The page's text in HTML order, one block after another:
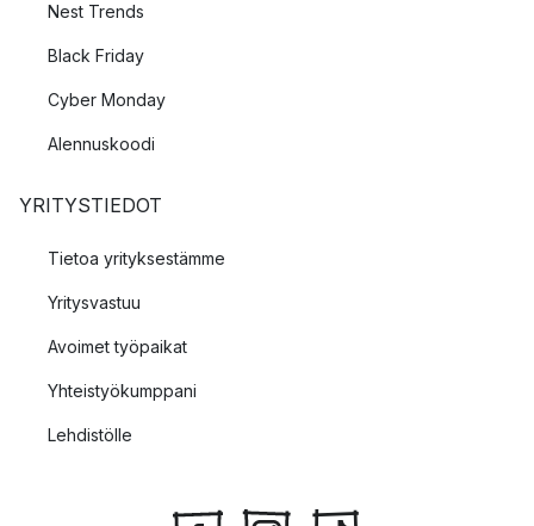
Nest Trends
Black Friday
Cyber Monday
Alennuskoodi
YRITYSTIEDOT
Tietoa yrityksestämme
Yritysvastuu
Avoimet työpaikat
Yhteistyökumppani
Lehdistölle